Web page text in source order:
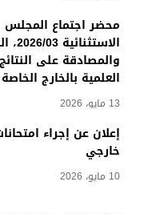
محضر اجتماع
والمصادقة على
العلمية بالخارج الخاصة
13 مايو، 2026
إعلان عن إجراء
خارجي
10 مايو، 2026